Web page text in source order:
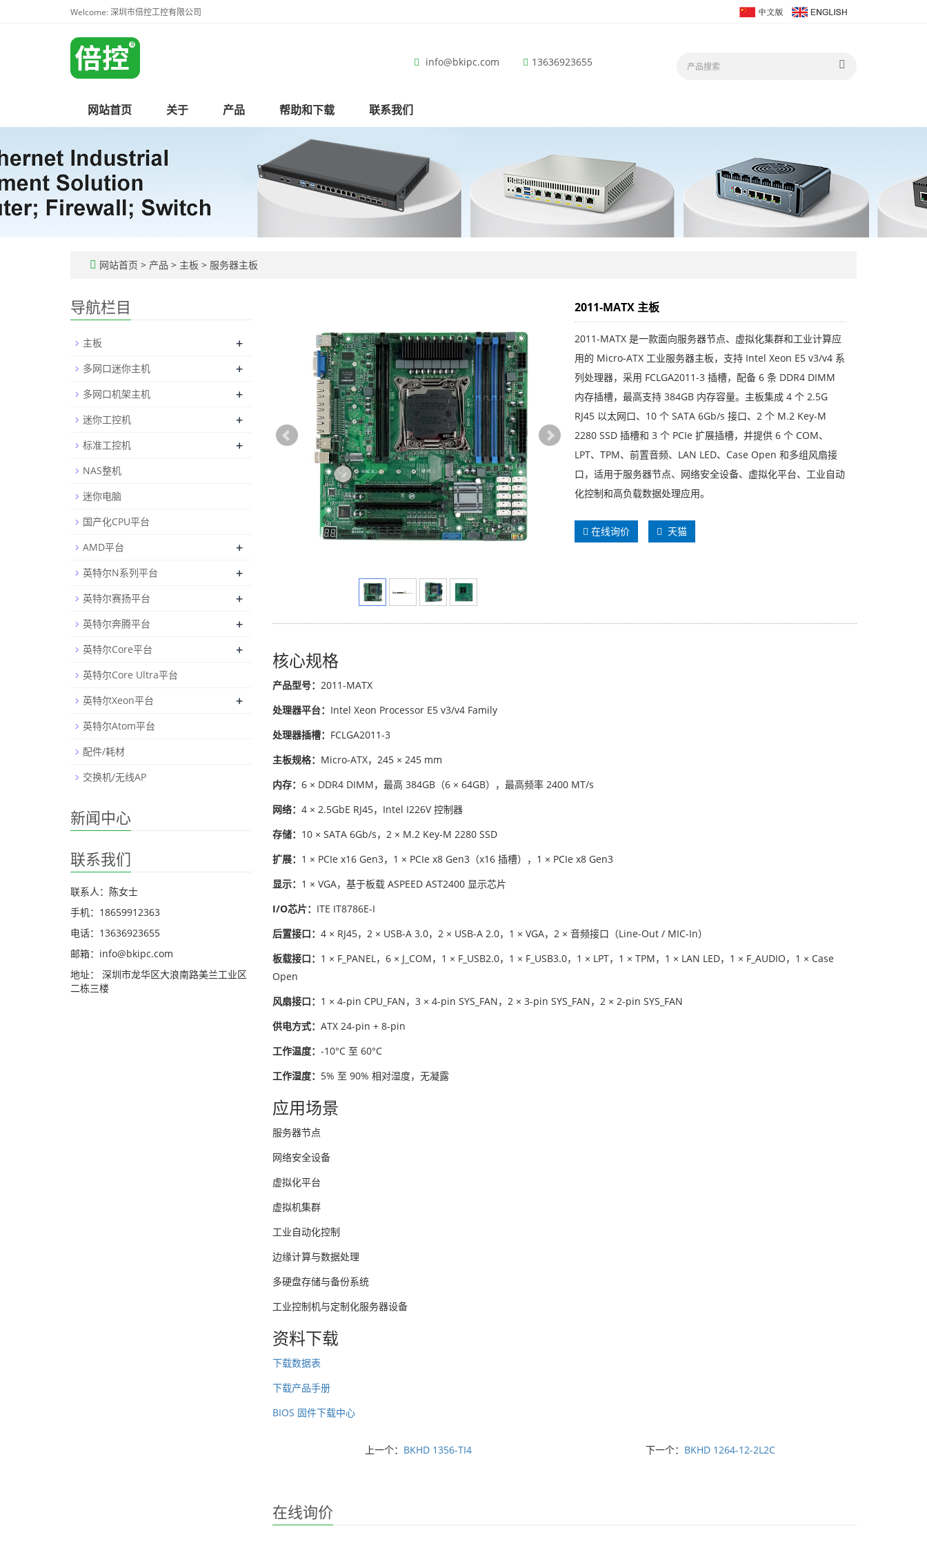
Welcome: 深圳市倍控工控有限公司
info@bkipc.com 13636923655
网站首页 关于 产品 帮助和下载 联系我们
网站首页 > 产品 > 主板 > 服务器主板
2011-MATX 主板
2011-MATX 是一款面向服务器节点、虚拟化集群和工业计算应
用的 Micro-ATX 工业服务器主板，支持 Intel Xeon E5 v3/v4 系
列处理器，采用 FCLGA2011-3 插槽，配备 6 条 DDR4 DIMM
内存插槽，最高支持 384GB 内存容量。主板集成 4 个 2.5G
RJ45 以太网口、10 个 SATA 6Gb/s 接口、2 个 M.2 Key-M
2280 SSD 插槽和 3 个 PCIe 扩展插槽，并提供 6 个 COM、
LPT、TPM、前置音频、LAN LED、Case Open 和多组风扇接
口，适用于服务器节点、网络安全设备、虚拟化平台、工业自动
化控制和高负载数据处理应用。
在线询价 天猫
核心规格
产品型号： 2011-MATX
处理器平台： Intel Xeon Processor E5 v3/v4 Family
处理器插槽： FCLGA2011-3
主板规格： Micro-ATX，245 × 245 mm
内存： 6 × DDR4 DIMM，最高 384GB（6 × 64GB），最高频率 2400 MT/s
网络： 4 × 2.5GbE RJ45，Intel I226V 控制器
存储： 10 × SATA 6Gb/s，2 × M.2 Key-M 2280 SSD
扩展： 1 × PCIe x16 Gen3，1 × PCIe x8 Gen3（x16 插槽），1 × PCIe x8 Gen3
显示： 1 × VGA，基于板载 ASPEED AST2400 显示芯片
I/O芯片： ITE IT8786E-I
后置接口： 4 × RJ45，2 × USB-A 3.0，2 × USB-A 2.0，1 × VGA，2 × 音频接口（Line-Out / MIC-In）
板载接口： 1 × F_PANEL，6 × J_COM，1 × F_USB2.0，1 × F_USB3.0，1 × LPT，1 × TPM，1 × LAN LED，1 × F_AUDIO，1 × Case
Open
风扇接口： 1 × 4-pin CPU_FAN，3 × 4-pin SYS_FAN，2 × 3-pin SYS_FAN，2 × 2-pin SYS_FAN
供电方式： ATX 24-pin + 8-pin
工作温度： -10°C 至 60°C
工作湿度： 5% 至 90% 相对湿度，无凝露
应用场景
服务器节点
网络安全设备
虚拟化平台
虚拟机集群
工业自动化控制
边缘计算与数据处理
多硬盘存储与备份系统
工业控制机与定制化服务器设备
资料下载
下载数据表
下载产品手册
BIOS 固件下载中心
上一个： BKHD 1356-TI4 下一个： BKHD 1264-12-2L2C
在线询价
导航栏目
主板 +
多网口迷你主机 +
多网口机架主机 +
迷你工控机 +
标准工控机 +
NAS整机
迷你电脑
国产化CPU平台
AMD平台
+
英特尔N系列平台 +
英特尔赛扬平台 +
英特尔奔腾平台 +
英特尔Core平台 +
英特尔Core Ultra平台
英特尔Xeon平台
+
英特尔Atom平台
配件/耗材
交换机/无线AP
新闻中心
联系我们
联系人：陈女士
手机：18659912363
电话：13636923655
邮箱：info@bkipc.com
地址： 深圳市龙华区大浪南路美兰工业区
二栋三楼